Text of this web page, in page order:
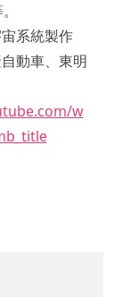
系統製作
動車、東明
w